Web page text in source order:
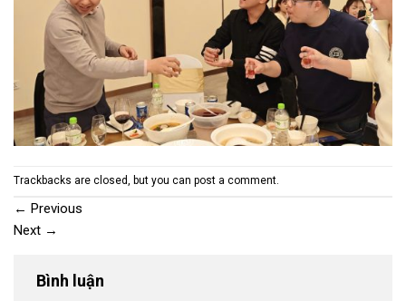
Trackbacks are closed, but you can post a comment.
← Previous
Next →
Bình luận